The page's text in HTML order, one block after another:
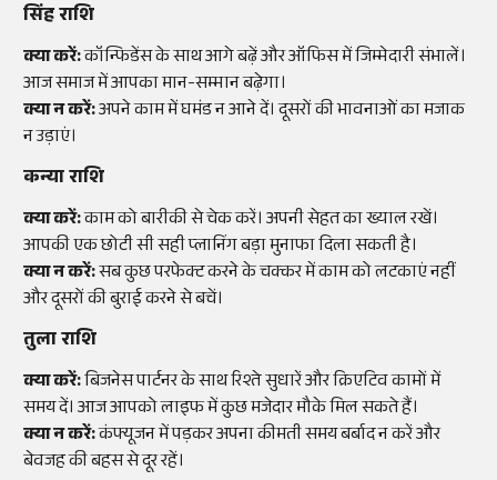
सिंह राशि
क्या करें:कॉन्फिडेंस के साथ आगे बढ़ें और ऑफिस में जिम्मेदारी संभालें।
आज समाज में आपका मान-सम्मान बढ़ेगा।
क्या न करें:अपने काम में घमंड न आने दें। दूसरों की भावनाओं का मजाक
न उड़ाएं।
कन्या राशि
क्या करें:काम को बारीकी से चेक करें। अपनी सेहत का ख्याल रखें।
आपकी एक छोटी सी सही प्लानिंग बड़ा मुनाफा दिला सकती है।
क्या न करें:सब कुछ परफेक्ट करने के चक्कर में काम को लटकाएं नहीं
और दूसरों की बुराई करने से बचें।
तुला राशि
क्या करें:बिजनेस पार्टनर के साथ रिश्ते सुधारें और क्रिएटिव कामों में
समय दें। आज आपको लाइफ में कुछ मजेदार मौके मिल सकते हैं।
क्या न करें:कंफ्यूजन में पड़कर अपना कीमती समय बर्बाद न करें और
बेवजह की बहस से दूर रहें।